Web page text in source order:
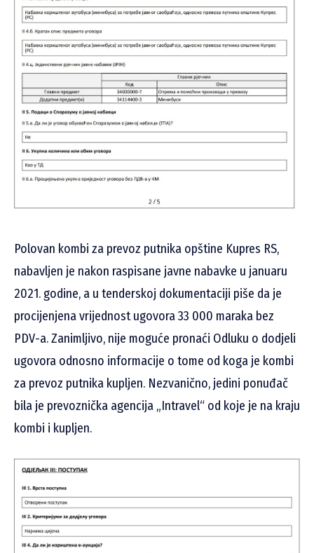
Polovan kombi za prevoz putnika opštine Kupres RS,
nabavljen je nakon raspisane javne nabavke u januaru
2021. godine, a u tenderskoj dokumentaciji piše da je
procijenjena vrijednost ugovora 33 000 maraka bez
PDV-a. Zanimljivo, nije moguće pronaći Odluku o dodjeli
ugovora odnosno informacije o tome od koga je kombi
za prevoz putnika kupljen. Nezvanično, jedini ponuđač
bila je prevoznička agencija „Intravel“ od koje je na kraju
kombi i kupljen.